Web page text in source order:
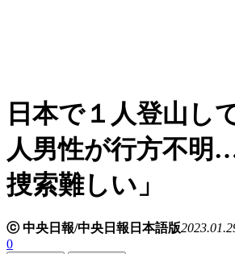
日本で１人登山し
人男性が行方不明
捜索難しい」
ⓒ 中央日報/中央日報日本語版
0